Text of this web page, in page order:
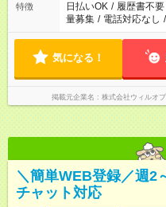
特徴 日払いOK / 履歴書不要
量募集 / 電話対応なし /
気になる！
掲載元企業名 株式会社ウィルオ
＼簡単WEB登録／週2
チャット対応